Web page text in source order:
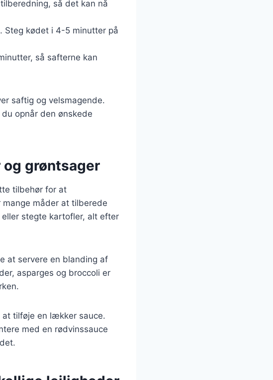
så det kan nå
Steg kødet i 4-5 minutter på
så safterne kan
saftig og velsmagende.
opnår den ønskede
grøntsager
tilbehør for at
måder at tilberede
stegte kartofler, alt efter
at servere en blanding af
asparges og broccoli er
at tilføje en lækker sauce.
med en rødvinssauce